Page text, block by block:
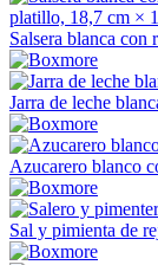
Salsera blanca con
Jarra de leche
Azucarero blanco
Sal y pimienta de